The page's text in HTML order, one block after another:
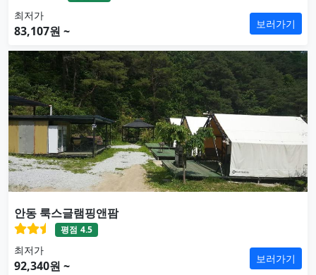
최저가
83,107원 ~ 보러가기
안동 룩스글램핑앤팜
평점 4.5
최저가
92,340원 ~ 보러가기